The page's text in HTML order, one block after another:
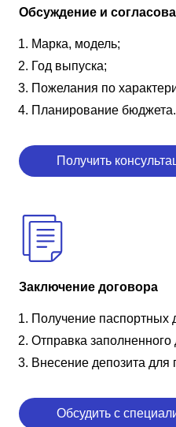
Обсуждение и
Марка, модель;
Год выпуска;
Пожелания по
Планирование бюджета.
Получить
Заключение договора
Получение паспортных
Отправка
Внесение депозита для
Обсудить с